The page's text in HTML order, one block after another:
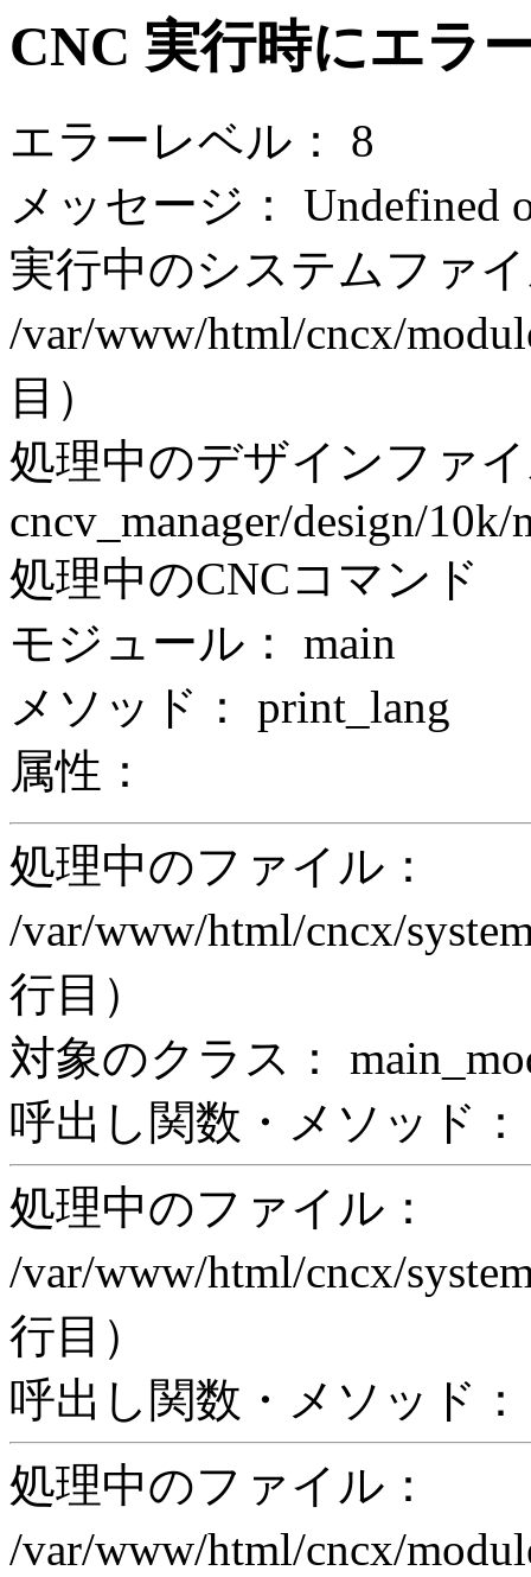
CNC 実行時にエラ
エラーレベル： 8
メッセージ： Undefined
実行中のシステムファ
/var/www/html/cncx/
目）
処理中のデザインファ
cncv_manager/design/10k/
処理中のCNCコマンド
モジュール： main
メソッド： print_lang
属性：
処理中のファイル：
/var/www/html/cncx/
行目）
対象のクラス：
呼出し関数・メソッド：
処理中のファイル：
/var/www/html/cncx/
行目）
呼出し関数・メソッド：
処理中のファイル：
/var/www/html/cncx/